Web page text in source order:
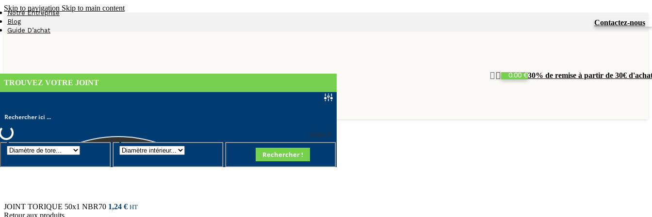
Skip to navigation Skip to main content
Notre Entreprise
Blog
Guide D’achat
Contactez-nous
TROUVEZ VOTRE JOINT
Search
Rechercher !
0,00€30% de remise à partir de 30€
JOINT TORIQUE 50x1 NBR70 1,24 € HT
Retour aux produits